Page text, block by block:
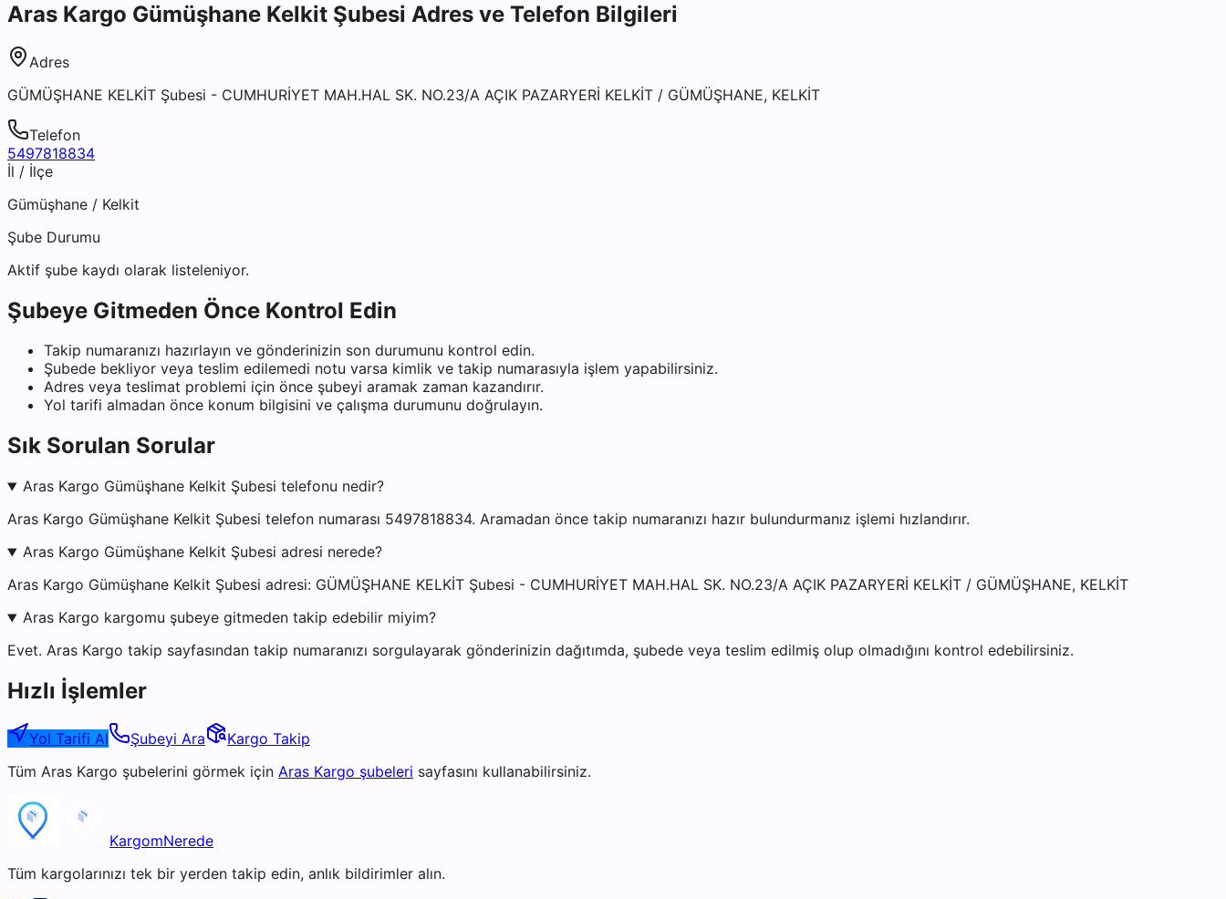
Aras Kargo Gümüşhane Kelkit Şubesi Adres ve Telefon Bilgileri
Adres
GÜMÜŞHANE KELKİT Şubesi - CUMHURİYET MAH.HAL SK. NO.23/A AÇIK PAZARYERİ KELKİT / GÜMÜŞHANE, KELKİT
Telefon
5497818834
İl / İlçe
Gümüşhane / Kelkit
Şube Durumu
Aktif şube kaydı olarak listeleniyor.
Şubeye Gitmeden Önce Kontrol Edin
Takip numaranızı hazırlayın ve gönderinizin son durumunu kontrol edin.
Şubede bekliyor veya teslim edilemedi notu varsa kimlik ve takip numarasıyla işlem yapabilirsiniz.
Adres veya teslimat problemi için önce şubeyi aramak zaman kazandırır.
Yol tarifi almadan önce konum bilgisini ve çalışma durumunu doğrulayın.
Sık Sorulan Sorular
Aras Kargo Gümüşhane Kelkit Şubesi telefonu nedir?
Aras Kargo Gümüşhane Kelkit Şubesi telefon numarası 5497818834. Aramadan önce takip numaranızı hazır bulundurmanız işlemi hızlandırır.
Aras Kargo Gümüşhane Kelkit Şubesi adresi nerede?
Aras Kargo Gümüşhane Kelkit Şubesi adresi: GÜMÜŞHANE KELKİT Şubesi - CUMHURİYET MAH.HAL SK. NO.23/A AÇIK PAZARYERİ KELKİT / GÜMÜŞHANE, KELKİT
Aras Kargo kargomu şubeye gitmeden takip edebilir miyim?
Evet. Aras Kargo takip sayfasından takip numaranızı sorgulayarak gönderinizin dağıtımda, şubede veya teslim edilmiş olup olmadığını kontrol edebilirsiniz.
Hızlı İşlemler
Yol Tarifi Al Şubeyi Ara
Kargo Takip
Tüm Aras Kargo şubelerini görmek için Aras Kargo şubeleri sayfasını kullanabilirsiniz.
KargomNerede
Tüm kargolarınızı tek bir yerden takip edin, anlık bildirimler alın.